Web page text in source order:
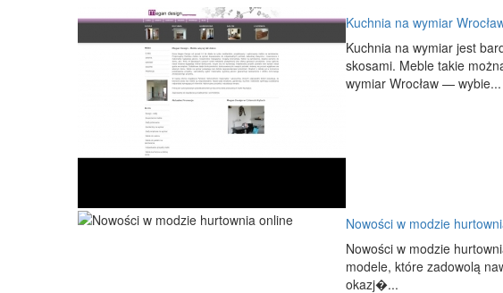
Kuchnia na wymiar
Kuchnia na wymiar jest
skosami. Meble takie
wymiar Wrocław — wybie...
Nowości w modzie
Nowości w modzie
modele, które zadowolą
okazj�...